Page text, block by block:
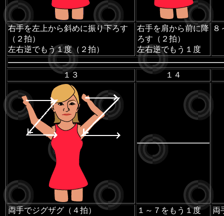
右手を左上から斜めに振り下ろす
（２拍）
左右逆でもう１度（２拍）
右手を肩から前に降
ろす（２拍）
左右逆でもう１度
８
１３ １４
両手でジグザグ（４拍）
１～７をもう１度
両